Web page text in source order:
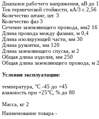
Диапазон рабочего напряжения, кВ до 1
Ток термической стойкости, кА/3 с 2,56
Количество штанг, шт. 3
Количество фаз 3
Сечение заземляющего провода, мм2 16
Длина провода между фазами, м 0,4
Длина изолирующей части, мм 30
Длина рукоятки, мм 120
Длина заземляющего спуска, м 2
Общая длина изделия, мм 250
Общая длина заземляющего провода, м
Условия эксплуатации:
температура, °С -45 до +45
влажность при +25°С, % до 80
Масса, кг 2
Наименование товара -